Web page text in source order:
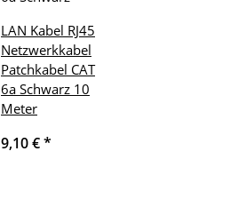
LAN Kabel RJ45
Netzwerkkabel
Patchkabel CAT
6a Schwarz 10
Meter
9,10 €*